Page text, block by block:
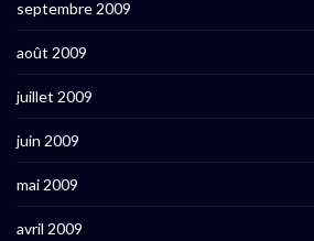
septembre 2009
août 2009
juillet 2009
juin 2009
mai 2009
avril 2009